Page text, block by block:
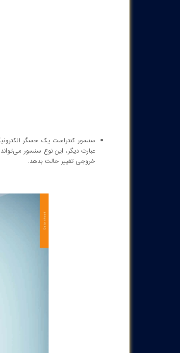
سنسور کنتراست یک حسگر
عبارت دیگر، این نوع سنسور
خروجی تغییر حالت بدهد.